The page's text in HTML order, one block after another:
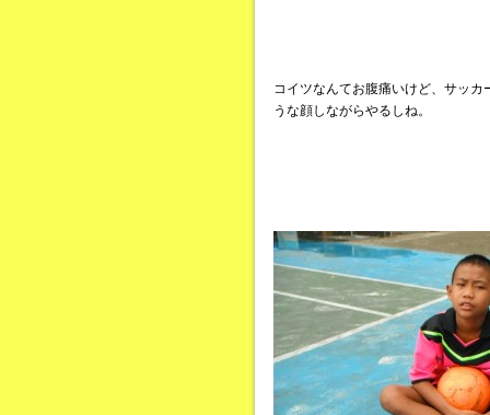
コイツなんてお腹痛いけど、サッ
うな顔しながらやるしね。